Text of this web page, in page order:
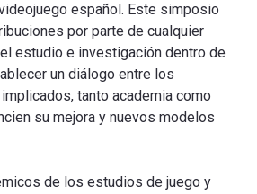
español. Este simposio
por parte de cualquier
estudio e investigación dentro de
un diálogo entre los
tanto academia como
su mejora y nuevos modelos
de los estudios de juego y